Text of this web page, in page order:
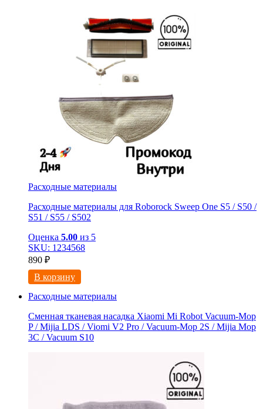
Расходные материалы
Расходные материалы для Roborock Sweep One S5 / S50 /
S51 / S55 / S502
Оценка 5.00 из 5
SKU: 1234568
890 ₽
В корзину
Расходные материалы
Сменная тканевая насадка Xiaomi Mi Robot Vacuum-Mop
P / Mijia LDS / Viomi V2 Pro / Vacuum-Mop 2S / Mijia Mop
3C / Vacuum S10